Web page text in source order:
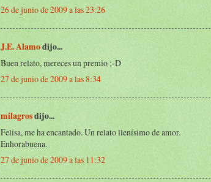
26 de junio de 2009 a las 23:26
J.E. Alamodijo...
Buen relato, mereces un premio ;-D
27 de junio de 2009 a las 8:34
milagrosdijo...
Felisa, me ha encantado. Un relato llenísimo de amor.
Enhorabuena.
27 de junio de 2009 a las 11:32